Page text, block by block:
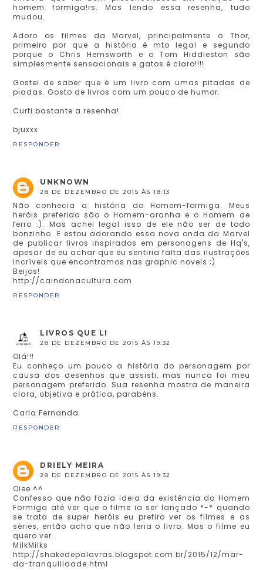
homem formiga!rs. Mas lendo essa resenha, tudo
mudou.
Adoro os filmes da Marvel, principalmente o Thor,
primeiro por que a história é mto legal e segundo
porque o Chris Hemsworth e o Tom Hiddleston são
simplesmente sensacionais e gatos é claro!!!!
Gostei de saber que é um livro com umas pitadas de
piadas. Gosto de livros com um pouco de humor.
Curti bastante a resenha!
bjuxxx
RESPONDER
UNKNOWN
28 DE DEZEMBRO DE 2015 ÀS 18:13
Não conhecia a história do Homem-formiga. Meus
heróis preferido são o Homem-aranha e o Homem de
ferro :). Mas achei legal isso de ele não ser de todo
bonzinho. E estou adorando essa nova onda da Marvel
de publicar livros inspirados em personagens de Hq's,
apesar de eu achar que eu sentiria falta das ilustrações
incríveis que encontramos nas graphic novels ;)
Beijos!
http://caindonacultura.com
RESPONDER
LIVROS QUE LI
28 DE DEZEMBRO DE 2015 ÀS 19:32
Olá!!!
Eu conheço um pouco a história do personagem por
causa dos desenhos que assisti, mas nunca foi meu
personagem preferido. Sua resenha mostra de maneira
clara, objetiva e prática, parabéns.
Carla Fernanda
RESPONDER
DRIELY MEIRA
28 DE DEZEMBRO DE 2015 ÀS 19:32
Oiee ^^
Confesso que não fazia ideia da existência do Homem
Formiga até ver que o filme ia ser lançado *-* quando
se trata de super heróis eu prefiro ver os filmes e as
séries, então acho que não leria o livro. Mas o filme eu
quero ver.
MilkMilks
http://shakedepalavras.blogspot.com.br/2015/12/mar-
da-tranquilidade.html